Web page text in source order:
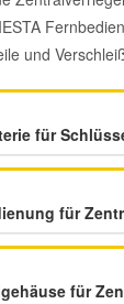
und
für
für
für